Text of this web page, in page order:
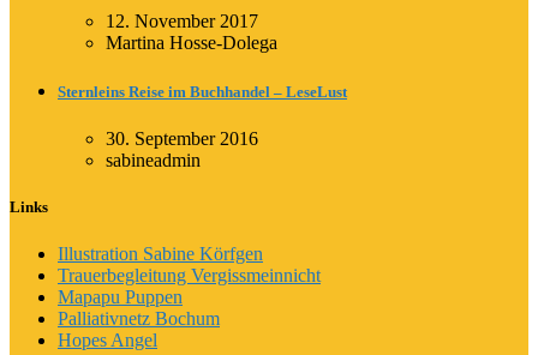
12. November 2017
Martina Hosse-Dolega
Sternleins Reise im Buchhandel – LeseLust
30. September 2016
sabineadmin
Links
Illustration Sabine Körfgen
Trauerbegleitung Vergissmeinnicht
Mapapu Puppen
Palliativnetz Bochum
Hopes Angel